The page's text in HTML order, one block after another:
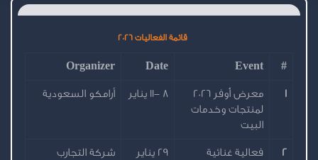
قائمة الفعاليات 2026
#
Event
Date
Organizer
1
معرض أُوفر 2026
لمنتجات وخدمات
البيت
8 -11 يناير أرامكو السعودية
2 فعالية غنائية 29 يناير
شركة التجارب